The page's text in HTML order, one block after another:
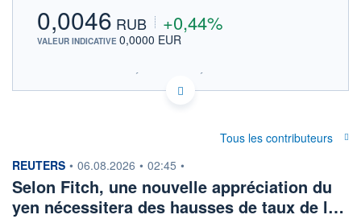
0,0046 RUB +0,44%
VALEUR INDICATIVE 0,0000 EUR
SIX - FOREX 2 DONNÉES TEMPS RÉEL
Politique d'exécution
0,00450
0,00452
Tous les contributeurs
information fournie par
REUTERS • 06.08.2026 • 02:45 •
Selon Fitch, une nouvelle appréciation du
yen nécessitera des hausses de taux de l…